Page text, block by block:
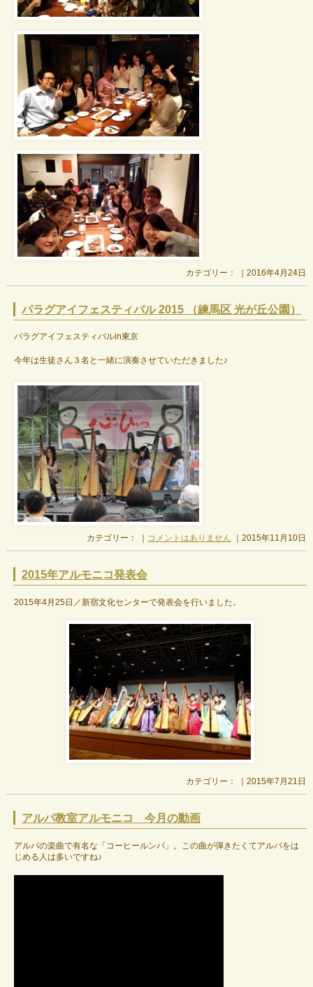
カテゴリー： ｜2016年4月24日
パラグアイフェスティバル 2015 （練馬区 光が丘公園）
パラグアイフェスティバルin東京
今年は生徒さん３名と一緒に演奏させていただきました♪
カテゴリー： ｜ コメントはありません ｜2015年11月10日
2015年アルモニコ発表会
2015年4月25日／新宿文化センターで発表会を行いました。
カテゴリー： ｜2015年7月21日
アルパ教室アルモニコ 今月の動画
アルパの楽曲で有名な「コーヒールンバ」。この曲が弾きたくてアルパをは
じめる人は多いですね♪